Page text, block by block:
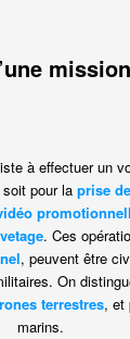
à effectuer un
soit pour laprise
. Ces
, peuvent être
On
terrestres, et
marins.